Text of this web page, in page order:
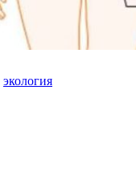
экология